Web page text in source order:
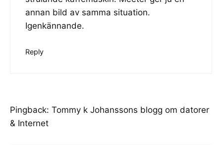
annan bild av samma situation.
Igenkännande.
Reply
Pingback: Tommy k Johanssons blogg om datorer
& Internet